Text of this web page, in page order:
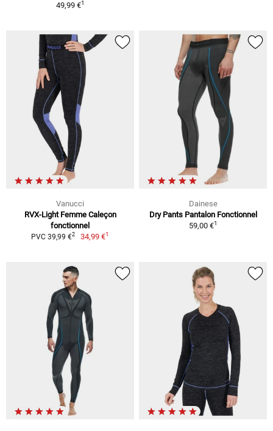
49,99 €1
Vanucci
RVX-Light Femme Caleçon
fonctionnel
PVC 39,99 €2 34,99 €1
Dainese
Dry Pants Pantalon Fonctionnel
59,00 €1